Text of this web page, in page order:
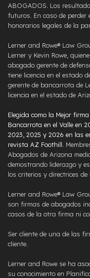
ABOGADOS. Los
futuros. En caso de perder
honorarios legales de la
Lerner and Rowe® Law
Lerner y Kevin Rowe,
abogado gerente de
tiene licencia en el estado
gerente de bancarrota de
licencia en el estado de
Elegida como la Mejor
Bancarrota en el Valle en
2023, 2025 y 2026 en las
revista AZ Foothill.
Abogados de Arizona
demostrando liderazgo y
los criterios y directrices de
Lerner and Rowe® Law
son firmas de abogados
casos de la otra firma ni
Ser cliente de una de las
cliente.
Lerner and Rowe se ha
su conocimiento en